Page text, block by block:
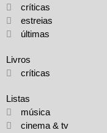
críticas
estreias
últimas
Livros
críticas
Listas
música
cinema & tv